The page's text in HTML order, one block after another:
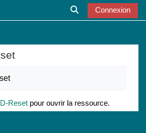
Activer/désactiver
Connexion
Reset pour ouvrir la ressource.